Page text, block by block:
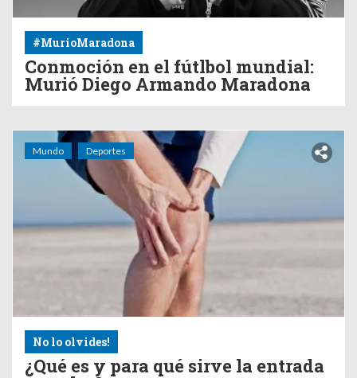
#MurioMaradona
Conmoción en el fútlbol mundial:
Murió Diego Armando Maradona
Mundo Deportes
No lo olvides!
¿Qué es y para qué sirve la entrada